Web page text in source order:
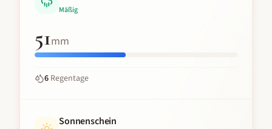
Mäßig
51mm
6 Regentage
Sonnenschein